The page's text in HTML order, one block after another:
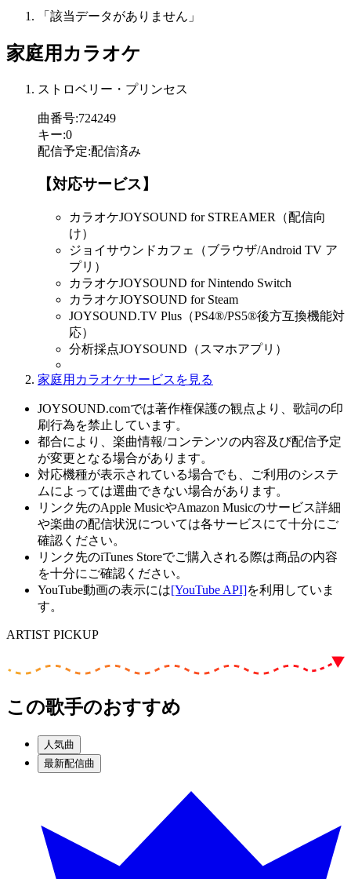
「該当データがありません」
家庭用カラオケ
ストロベリー・プリンセス
曲番号:724249
キー:0
配信予定:配信済み
【対応サービス】
カラオケJOYSOUND for STREAMER（配信向
け）
ジョイサウンドカフェ（ブラウザ/Android TV ア
プリ）
カラオケJOYSOUND for Nintendo Switch
カラオケJOYSOUND for Steam
JOYSOUND.TV Plus（PS4®/PS5®後方互換機能対
応）
分析採点JOYSOUND（スマホアプリ）
家庭用カラオケサービスを見る
JOYSOUND.comでは著作権保護の観点より、歌詞の印
刷行為を禁止しています。
都合により、楽曲情報/コンテンツの内容及び配信予定
が変更となる場合があります。
対応機種が表示されている場合でも、ご利用のシステ
ムによっては選曲できない場合があります。
リンク先のApple MusicやAmazon Musicのサービス詳細
や楽曲の配信状況については各サービスにて十分にご
確認ください。
リンク先のiTunes Storeでご購入される際は商品の内容
を十分にご確認ください。
YouTube動画の表示には[YouTube API]を利用していま
す。
ARTIST PICKUP
この歌手のおすすめ
人気曲
最新配信曲